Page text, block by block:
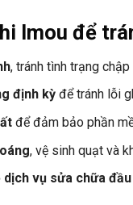
Imou để
, tránh tình trạng chập
định kỳđể tránh lỗi
để đảm bảo phần
, vệ sinh quạt và
dịch vụ sửa chữa